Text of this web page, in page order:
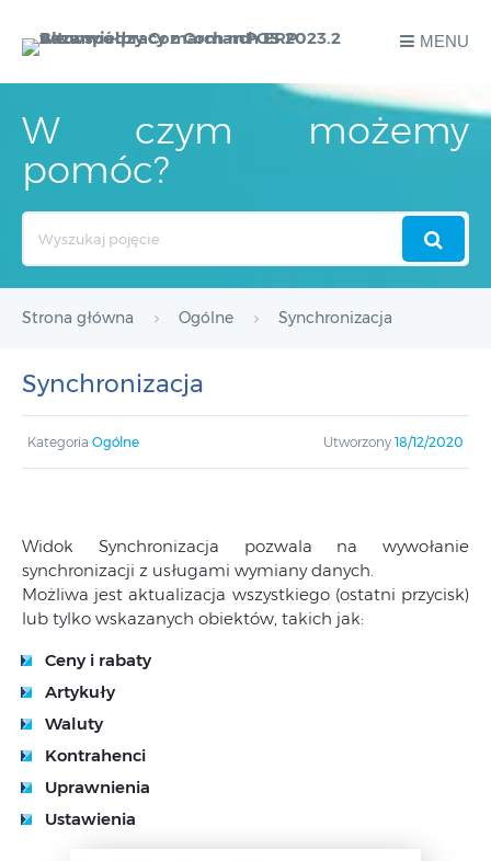
MENU
W czym możemy
pomóc?
Strona główna Ogólne Synchronizacja
Synchronizacja
Kategoria Ogólne Utworzony 18/12/2020
Widok Synchronizacja pozwala na wywołanie
synchronizacji z usługami wymiany danych.
Możliwa jest aktualizacja wszystkiego (ostatni przycisk)
lub tylko wskazanych obiektów, takich jak:
Ceny i rabaty
Artykuły
Waluty
Kontrahenci
Uprawnienia
Ustawienia